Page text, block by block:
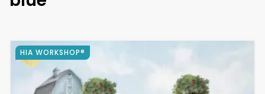
HIA WORKSHOP®
Ovaj
proizvod